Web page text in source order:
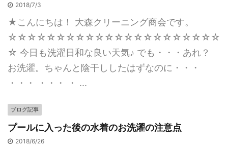
2018/7/3
★こんにちは！ 大森クリーニング商会です。
☆☆☆☆☆☆☆☆☆☆☆☆☆☆☆☆☆☆☆☆☆☆
☆ 今日も洗濯日和な良い天気♪ でも・・・あれ？
お洗濯。ちゃんと陰干ししたはずなのに・・・
・・・ ・・・ ・ ...
ブログ記事
プールに入った後の水着のお洗濯の注意点
2018/6/26